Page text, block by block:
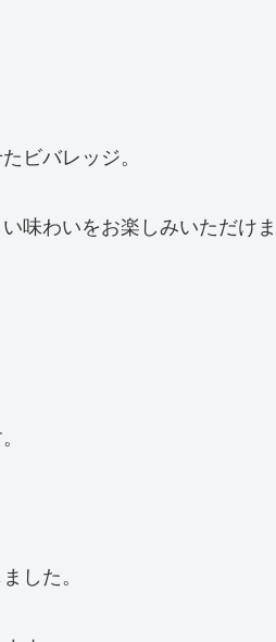
ビバレッジ。
味わいをお楽しみいただけま
した。